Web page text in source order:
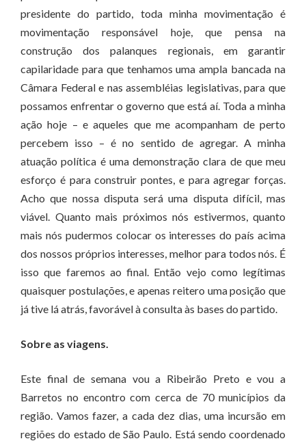
presidente do partido, toda minha movimentação é
movimentação responsável hoje, que pensa na
construção dos palanques regionais, em garantir
capilaridade para que tenhamos uma ampla bancada na
Câmara Federal e nas assembléias legislativas, para que
possamos enfrentar o governo que está aí. Toda a minha
ação hoje – e aqueles que me acompanham de perto
percebem isso – é no sentido de agregar. A minha
atuação política é uma demonstração clara de que meu
esforço é para construir pontes, e para agregar forças.
Acho que nossa disputa será uma disputa difícil, mas
viável. Quanto mais próximos nós estivermos, quanto
mais nós pudermos colocar os interesses do país acima
dos nossos próprios interesses, melhor para todos nós. É
isso que faremos ao final. Então vejo como legítimas
quaisquer postulações, e apenas reitero uma posição que
já tive lá atrás, favorável à consulta às bases do partido.
Sobre as viagens.
Este final de semana vou a Ribeirão Preto e vou a
Barretos no encontro com cerca de 70 municípios da
região. Vamos fazer, a cada dez dias, uma incursão em
regiões do estado de São Paulo. Está sendo coordenado